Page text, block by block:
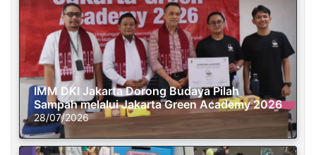
IMM DKI Jakarta Dorong Budaya Pilah
Sampah melalui Jakarta Green Academy 2026
28/07/2026